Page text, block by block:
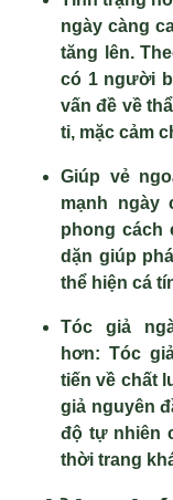
ngày càng
tăng lên.
có 1 người
vấn đề về
ti, mặc cảm
Giúp vẻ
mạnh ngày
phong cách
dặn giúp
thể hiện cá
Tóc giả
hơn: Tóc
tiến về chất
giả nguyên
độ tự nhiên
thời trang